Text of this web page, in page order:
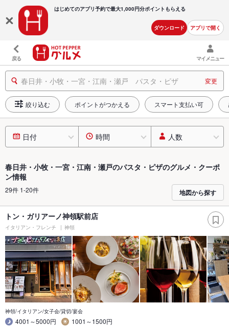
はじめてのアプリ予約で最大1,000円分ポイントもらえる
ダウンロード アプリで開く
戻る マイメニュー
春日井・小牧・一宮・江南・瀬戸 パスタ・ピザ 変更
絞り込む ポイントがつかえる スマート支払い可
日付 時間 人数
春日井・小牧・一宮・江南・瀬戸のパスタ・ピザのグルメ・クーポ
ン情報
29件 1-20件 地図から探す
トン・ガリアーノ神領駅前店
イタリアン・フレンチ 神領
神領/イタリアン/女子会/貸切/宴会
4001～5000円
1001～1500円